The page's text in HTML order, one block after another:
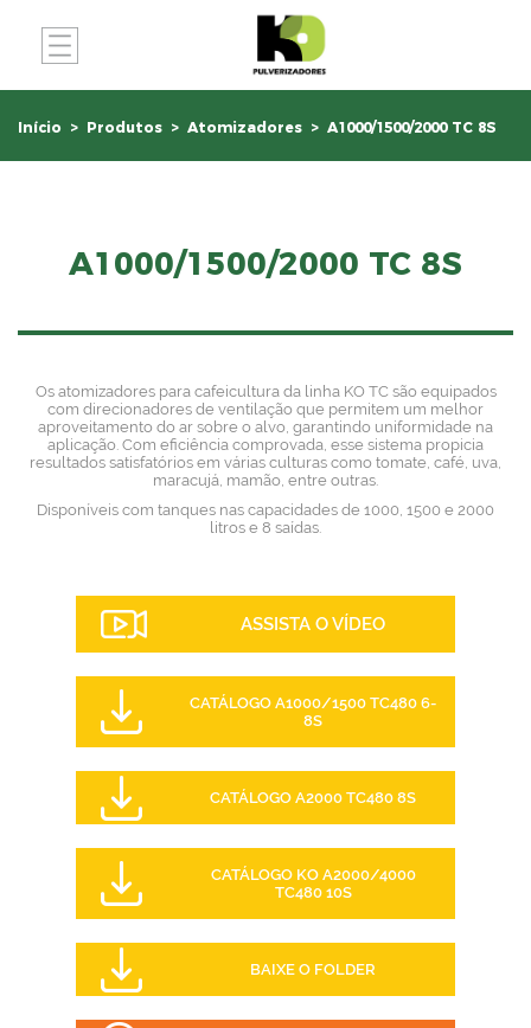
Início Produtos Atomizadores A1000/1500/2000 TC 8S
A1000/1500/2000 TC 8S
Os atomizadores para cafeicultura da linha KO TC são equipados
com direcionadores de ventilação que permitem um melhor
aproveitamento do ar sobre o alvo, garantindo uniformidade na
aplicação. Com eficiência comprovada, esse sistema propicia
resultados satisfatórios em várias culturas como tomate, café, uva,
maracujá, mamão, entre outras.
Disponíveis com tanques nas capacidades de 1000, 1500 e 2000
litros e 8 saídas.
ASSISTA O VÍDEO
CATÁLOGO A1000/1500 TC480 6-
8S
CATÁLOGO A2000 TC480 8S
CATÁLOGO KO A2000/4000
TC480 10S
BAIXE O FOLDER